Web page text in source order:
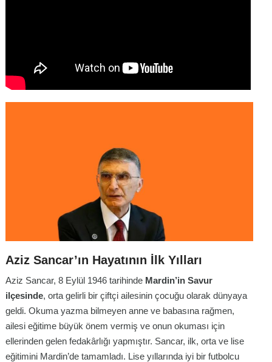
Aziz Sancar’ın Hayatının İlk Yılları
Aziz Sancar, 8 Eylül 1946 tarihinde Mardin’in Savur
ilçesinde, orta gelirli bir çiftçi ailesinin çocuğu olarak dünyaya
geldi. Okuma yazma bilmeyen anne ve babasına rağmen,
ailesi eğitime büyük önem vermiş ve onun okuması için
ellerinden gelen fedakârlığı yapmıştır. Sancar, ilk, orta ve lise
eğitimini Mardin’de tamamladı. Lise yıllarında iyi bir futbolcu